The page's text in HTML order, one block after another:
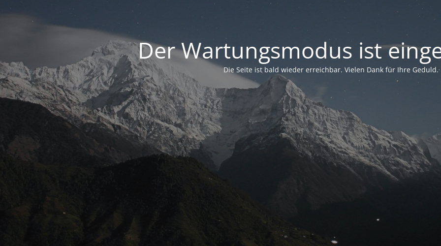
Der Wartungsmodus ist
Die Seite ist bald wieder erreichbar. Vielen Dank für Ihre Geduld.